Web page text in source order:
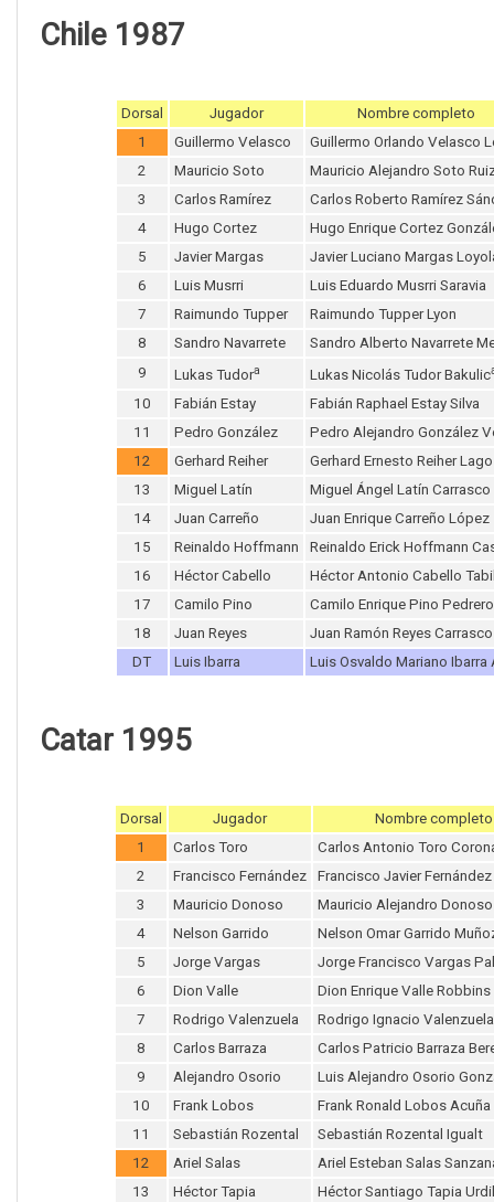
Chile 1987
Dorsal Jugador
Nombre completo
1
Guillermo Velasco
Guillermo Orlando Velasco
2
Mauricio Soto
Mauricio Alejandro Soto
3
Carlos Ramírez
Carlos Roberto Ramírez
4
Hugo Cortez
Hugo Enrique Cortez
5
Javier Margas
Javier Luciano Margas
6
Luis Musrri
Luis Eduardo Musrri Saravia
7
Raimundo Tupper
Raimundo Tupper Lyon
8
Sandro Navarrete
Sandro Alberto Navarrete
9
Lukas Tudora Lukas Nicolás Tudor Bakulic
10 Fabián Estay
Fabián Raphael Estay Silva
11
Pedro González
Pedro Alejandro González
12
Gerhard Reiher
Gerhard Ernesto Reiher
13
Miguel Latín
Miguel Ángel Latín Carrasco
14
Juan Carreño
Juan Enrique Carreño López
15
Reinaldo Hoffmann
Reinaldo Erick Hoffmann
16
Héctor Cabello
Héctor Antonio Cabello
17
Camilo Pino
Camilo Enrique Pino
18
Juan Reyes
Juan Ramón Reyes Carrasco
DT
Luis Ibarra Luis Osvaldo Mariano Ibarra
Catar 1995
Dorsal Jugador
Nombre completo
1
Carlos Toro
Carlos Antonio Toro
2
Francisco Fernández
Francisco Javier
3
Mauricio Donoso
Mauricio Alejandro
4
Nelson Garrido
Nelson Omar Garrido
5
Jorge Vargas
Jorge Francisco Vargas
6
Dion Valle
Dion Enrique Valle Robbins
7
Rodrigo Valenzuela
Rodrigo Ignacio
8
Carlos Barraza
Carlos Patricio Barraza
9
Alejandro Osorio
Luis Alejandro Osorio
10
Frank Lobos
Frank Ronald Lobos Acuña
11
Sebastián Rozental
Sebastián Rozental Igualt
12
Ariel Salas
Ariel Esteban Salas
13
Héctor Tapia
Héctor Santiago Tapia